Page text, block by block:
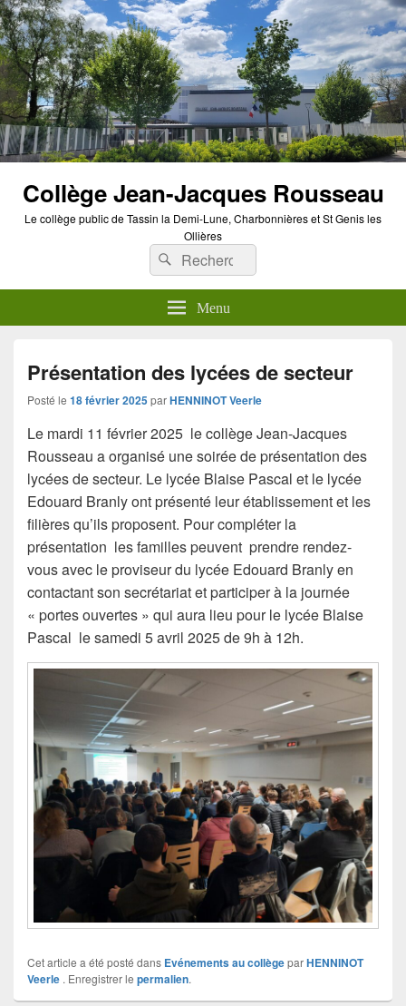
Collège Jean-Jacques Rousseau
Le collège public de Tassin la Demi-Lune, Charbonnières et St Genis les
Ollières
Recherche :
Rechercher
Menu
Présentation des lycées de secteur
Posté le 18 février 2025parHENNINOT Veerle
Le mardi 11 février 2025 le collège Jean-Jacques
Rousseau a organisé une soirée de présentation des
lycées de secteur. Le lycée Blaise Pascal et le lycée
Edouard Branly ont présenté leur établissement et les
filières qu’ils proposent. Pour compléter la
présentation les familles peuvent prendre rendez-
vous avec le proviseur du lycée Edouard Branly en
contactant son secrétariat et participer à la journée
« portes ouvertes » qui aura lieu pour le lycée Blaise
Pascal le samedi 5 avril 2025 de 9h à 12h.
Cet article a été posté dans Evénements au collègeparHENNINOT
Veerle . Enregistrer le permalien.
Panneau de gestion des cookies